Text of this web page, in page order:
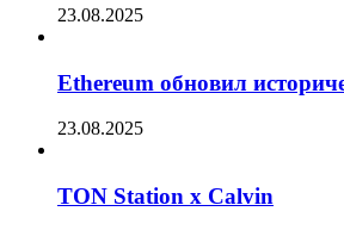
23.08.2025
Ethereum обновил
23.08.2025
TON Station x Calvin